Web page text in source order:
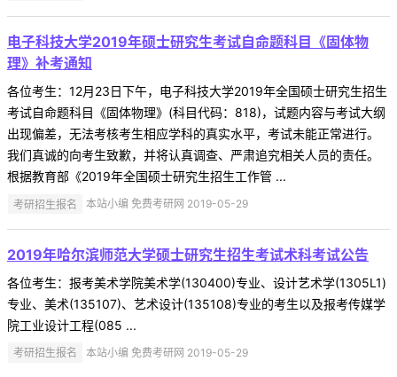
电子科技大学2019年硕士研究生考试自命题科目《固体物
理》补考通知
各位考生：12月23日下午，电子科技大学2019年全国硕士研究生招生
考试自命题科目《固体物理》(科目代码：818)，试题内容与考试大纲
出现偏差，无法考核考生相应学科的真实水平，考试未能正常进行。
我们真诚的向考生致歉，并将认真调查、严肃追究相关人员的责任。
根据教育部《2019年全国硕士研究生招生工作管 ...
考研招生报名 本站小编 免费考研网 2019-05-29
2019年哈尔滨师范大学硕士研究生招生考试术科考试公告
各位考生：报考美术学院美术学(130400)专业、设计艺术学(1305L1)
专业、美术(135107)、艺术设计(135108)专业的考生以及报考传媒学
院工业设计工程(085 ...
考研招生报名 本站小编 免费考研网 2019-05-29